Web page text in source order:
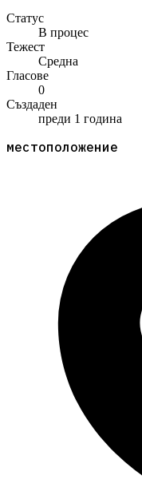
Статус
В процес
Тежест
Средна
Гласове
0
Създаден
преди 1 година
местоположение